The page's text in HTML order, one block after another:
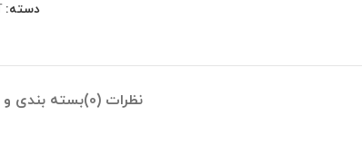
دسته:
نظرات (0) بسته بندی و